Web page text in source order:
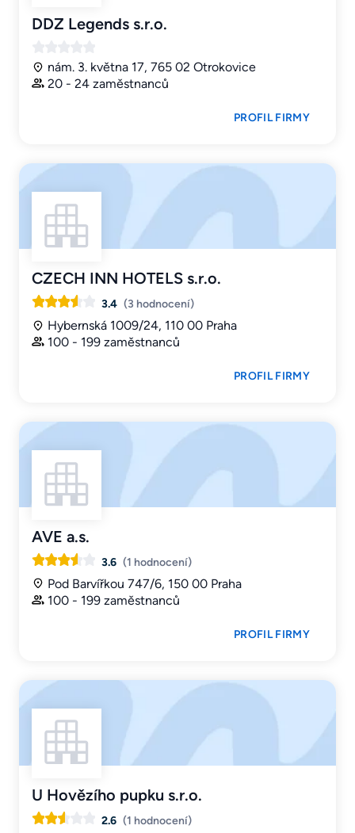
DDZ Legends s.r.o.
nám. 3. května 17, 765 02 Otrokovice
20 - 24 zaměstnanců
PROFIL FIRMY
CZECH INN HOTELS s.r.o.
3.4 (3 hodnocení)
Hybernská 1009/24, 110 00 Praha
100 - 199 zaměstnanců
PROFIL FIRMY
AVE a.s.
3.6 (1 hodnocení)
Pod Barvířkou 747/6, 150 00 Praha
100 - 199 zaměstnanců
PROFIL FIRMY
U Hovězího pupku s.r.o.
2.6 (1 hodnocení)